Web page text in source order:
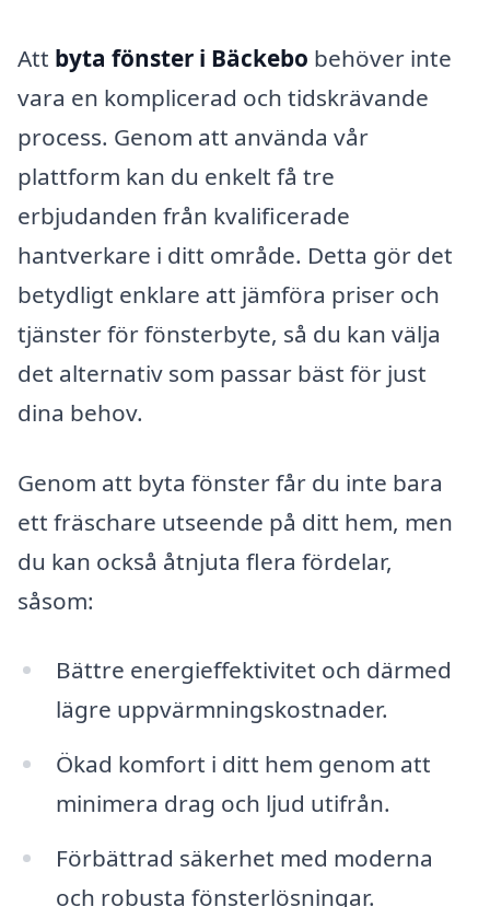
Att byta fönster i Bäckebo behöver inte
vara en komplicerad och tidskrävande
process. Genom att använda vår
plattform kan du enkelt få tre
erbjudanden från kvalificerade
hantverkare i ditt område. Detta gör det
betydligt enklare att jämföra priser och
tjänster för fönsterbyte, så du kan välja
det alternativ som passar bäst för just
dina behov.
Genom att byta fönster får du inte bara
ett fräschare utseende på ditt hem, men
du kan också åtnjuta flera fördelar,
såsom:
Bättre energieffektivitet och därmed
lägre uppvärmningskostnader.
Ökad komfort i ditt hem genom att
minimera drag och ljud utifrån.
Förbättrad säkerhet med moderna
och robusta fönsterlösningar.